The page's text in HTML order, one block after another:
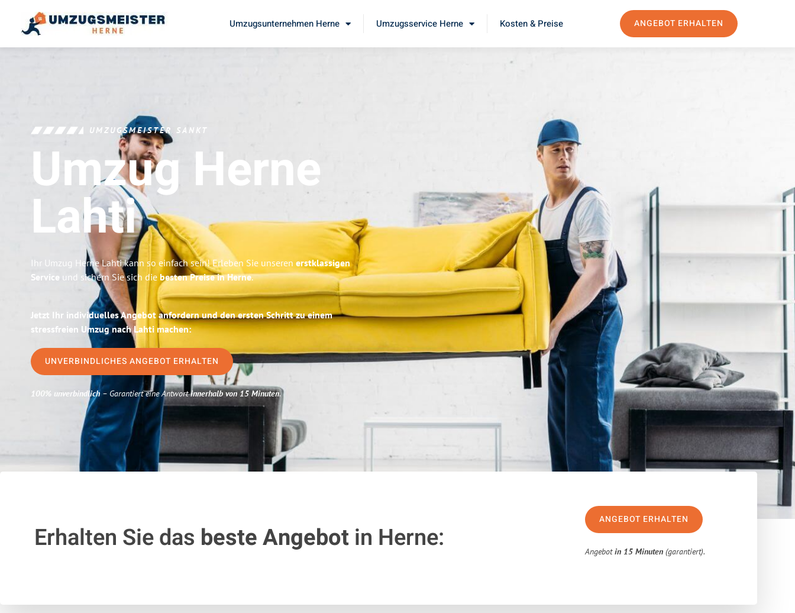
Umzugsunternehmen Herne Umzugsservice Herne Kosten & Preise ANGEBOT ERHALTEN
UMZUGSMEISTER SANKT
Umzug Herne
Lahti
Ihr Umzug Herne Lahti kann so einfach sein! Erleben Sie unseren erstklassigen
Service und sichern Sie sich die besten Preise in Herne.
Jetzt Ihr individuelles Angebot anfordern und den ersten Schritt zu einem
stressfreien Umzug nach Lahti machen:
UNVERBINDLICHES ANGEBOT ERHALTEN
100% unverbindlich– Garantiert eine Antwortinnerhalb von 15 Minuten.
Erhalten Sie das beste Angebotin Herne:
ANGEBOT ERHALTEN
Angebotin 15 Minuten (garantiert).